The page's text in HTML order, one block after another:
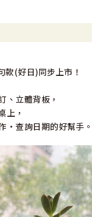
款(好日)同步上市！
、立體背板，
上，
・查詢日期的好幫手。